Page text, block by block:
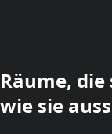
Räume,
wie sie